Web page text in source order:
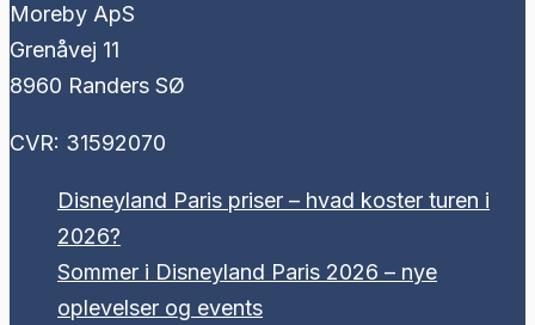
Moreby ApS
Grenåvej 11
8960 Randers SØ
CVR: 31592070
Disneyland Paris priser – hvad koster turen i
2026?
Sommer i Disneyland Paris 2026 – nye
oplevelser og events